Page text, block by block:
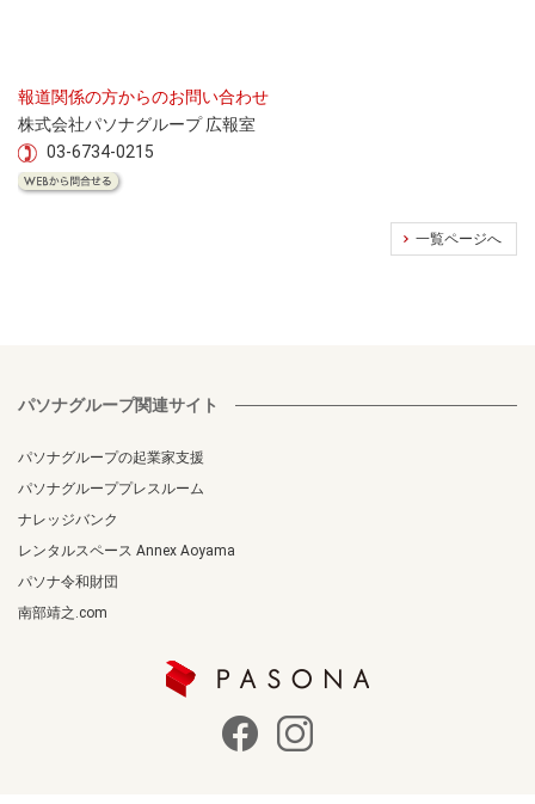
報道関係の方からのお問い合わせ
株式会社パソナグループ 広報室
03-6734-0215
一覧ページへ
パソナグループ関連サイト
パソナグループの起業家支援
パソナグループプレスルーム
ナレッジバンク
レンタルスペース Annex Aoyama
パソナ令和財団
南部靖之.com